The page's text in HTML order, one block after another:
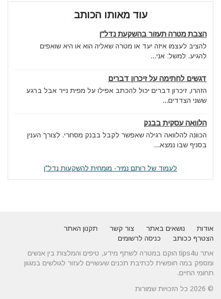
עוד מאותו הכותב
הצבת מטרה תעזור בהשקעת נדל"ן
להציב לעצמו איזה יעד או מטרה שאליה הוא או היא שואפים
להגיע. למשל: אני...
דגשים לחתימה על זיכרון דברים
הזהרו, זיכרון דברים יכול להכתב אפילו על מפית נייר אבל ברגע
ששני הצדדים...
הלוואה עסקית בבנק
הכוונה להלוואה רגילה שאפשר לקבל בבנק מסחרי. לצורך הענין
בסניף שבו נמצא...
לעמוד של רותם נמיר- מומחית להשקעות נדל"ן
אודות נושאים באתר צור קשר
תקנון האתר
הצטרף ככותב
כניסה לרשומים
אתר tips4u הוקם במטרה לשתף מידע, טיפים והמלצות בין אנשים
ומספק במה חופשית לכתיבת תכנים שעשויים לעזור לגולשים במגוון
תחומי החיים.
© 2026 כל הזכויות שמורות